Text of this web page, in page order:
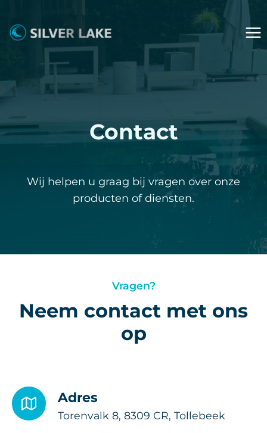
naar
inhoud
Contact
Wij helpen u graag bij vragen over onze
producten of diensten.
Vragen?
Neem contact met ons
op
Adres
Torenvalk 8, 8309 CR, Tollebeek